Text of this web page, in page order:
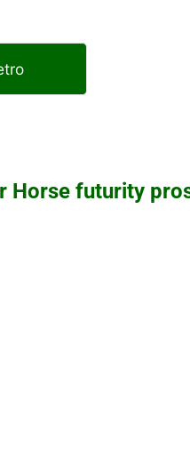
Horse futurity